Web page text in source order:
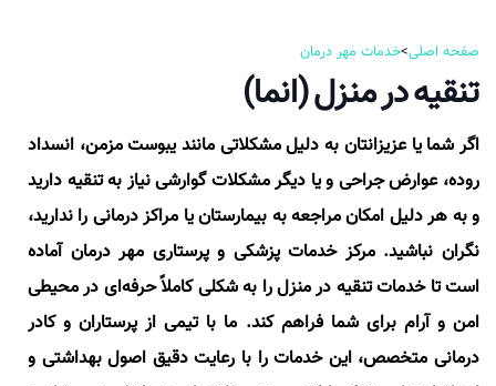
صفحه اصلی>خدمات مهر درمان
تنقیه در منزل (انما)
اگر شما یا عزیزانتان به دلیل مشکلاتی مانند یبوست مزمن، انسداد
روده، عوارض جراحی و یا دیگر مشکلات گوارشی نیاز به تنقیه دارید
و به هر دلیل امکان مراجعه به بیمارستان یا مراکز درمانی را ندارید،
نگران نباشید. مرکز خدمات پزشکی و پرستاری مهر درمان آماده
است تا خدمات تنقیه در منزل را به شکلی کاملاً حرفه‌ای در محیطی
امن و آرام برای شما فراهم کند. ما با تیمی از پرستاران و کادر
درمانی متخصص، این خدمات را با رعایت دقیق اصول بهداشتی و